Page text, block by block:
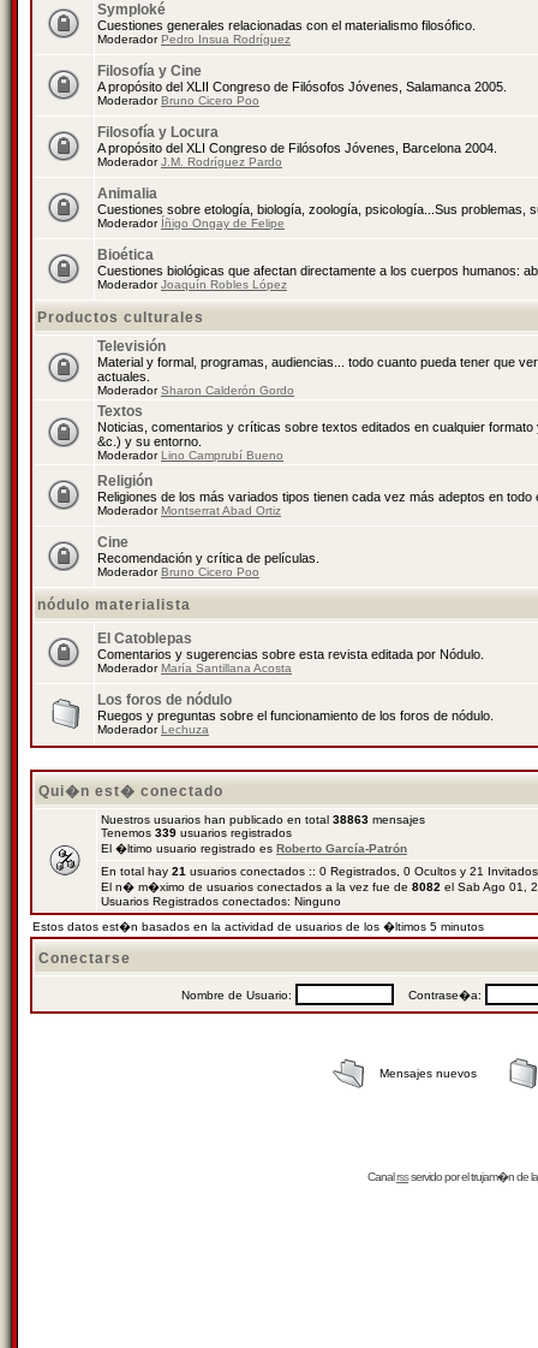
Symploké
Cuestiones generales relacionadas con el materialismo filosófico.
ModeradorPedro Insua Rodríguez
Filosofía y Cine
A propósito del XLII Congreso de Filósofos Jóvenes, Salamanca 2005.
ModeradorBruno Cicero Poo
Filosofía y Locura
A propósito del XLI Congreso de Filósofos Jóvenes, Barcelona 2004.
ModeradorJ.M. Rodríguez Pardo
Animalia
Cuestiones sobre etología, biología, zoología, psicología...Sus problemas,
Moderador Íñigo Ongay de Felipe
Bioética
Cuestiones biológicas que afectan directamente a los cuerpos humanos:
ModeradorJoaquín Robles López
Productos culturales
Televisión
Material y formal, programas, audiencias... todo cuanto pueda tener que
actuales.
ModeradorSharon Calderón Gordo
Textos
Noticias, comentarios y críticas sobre textos editados en cualquier
&c.) y su entorno.
ModeradorLino Camprubí Bueno
Religión
Religiones de los más variados tipos tienen cada vez más adeptos en todo
ModeradorMontserrat Abad Ortiz
Cine
Recomendación y crítica de películas.
ModeradorBruno Cicero Poo
nódulo materialista
El Catoblepas
Comentarios y sugerencias sobre esta revista editada por Nódulo.
ModeradorMaría Santillana Acosta
Los foros de nódulo
Ruegos y preguntas sobre el funcionamiento de los foros de nódulo.
ModeradorLechuza
Qui�n est� conectado
Nuestros usuarios han publicado en total 38863 mensajes
Tenemos 339 usuarios registrados
El �ltimo usuario registrado es Roberto García-Patrón
En total hay 21 usuarios conectados :: 0 Registrados, 0 Ocultos y 21
El n� m�ximo de usuarios conectados a la vez fue de 8082 el Sab Ago 01,
Usuarios Registrados conectados: Ninguno
Estos datos est�n basados en la actividad de usuarios de los �ltimos 5 minutos
Conectarse
Nombre de Usuario: Contrase�a:
Mensajes nuevos
Canalrssservido por eltrujam�nde